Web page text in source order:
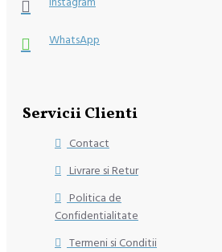
WhatsApp
Servicii Clienti
Contact
Livrare si Retur
Politica de
Confidentialitate
Termeni si Conditii